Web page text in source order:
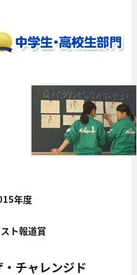
年度
ト報道賞
・チャレンジド